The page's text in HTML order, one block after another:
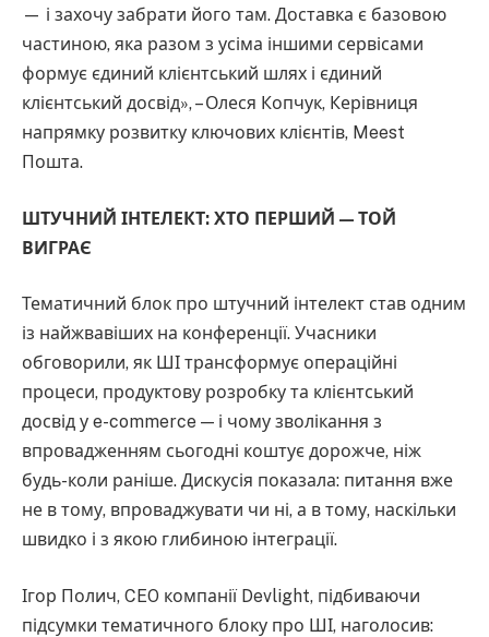
— і захочу забрати його там. Доставка є базовою
частиною, яка разом з усіма іншими сервісами
формує єдиний клієнтський шлях і єдиний
клієнтський досвід», – Олеся Копчук, Керівниця
напрямку розвитку ключових клієнтів, Meest
Пошта.
ШТУЧНИЙ ІНТЕЛЕКТ: ХТО ПЕРШИЙ — ТОЙ
ВИГРАЄ
Тематичний блок про штучний інтелект став одним
із найжвавіших на конференції. Учасники
обговорили, як ШІ трансформує операційні
процеси, продуктову розробку та клієнтський
досвід у e-commerce — і чому зволікання з
впровадженням сьогодні коштує дорожче, ніж
будь-коли раніше. Дискусія показала: питання вже
не в тому, впроваджувати чи ні, а в тому, наскільки
швидко і з якою глибиною інтеграції.
Ігор Полич, CEO компанії Devlight, підбиваючи
підсумки тематичного блоку про ШІ, наголосив: